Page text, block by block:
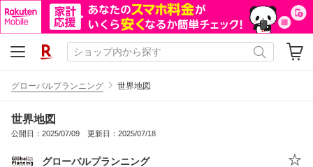
グローバルプランニング 世界地図
世界地図
公開日：2025/07/09 更新日：2025/07/18
グローバルプランニング